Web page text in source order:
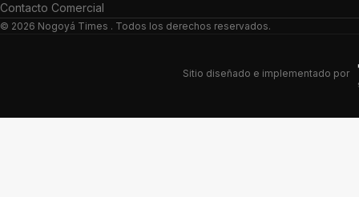
Contacto Comercial
© 2026 Nogoyá Times . Todos los derechos reservados.
Sitio diseñado e implementado por